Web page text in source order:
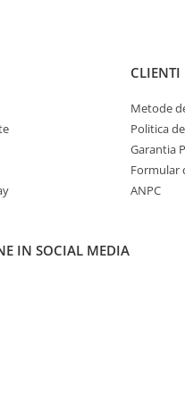
cu oglinda
540
v.u.h. 1250 | 1250
in mm 1750x1100x720
CLIENTI
Metode
Politica
Garantia
Formular
ANPC
IN SOCIAL MEDIA